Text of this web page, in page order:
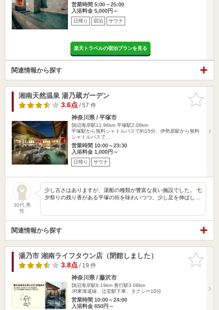
営業時間 5:00～25:00
入浴料金 5,000円～
日帰り 宿泊 サウナ
楽天トラベルの宿泊プランを見る
関連情報から探す
お気に入
りに追加
湘南天然温泉 湯乃蔵ガーデン
3.6点/ 57 件
神奈川県 / 平塚市
鵠沼海岸駅11.96km 平塚駅2.08km
平塚駅から無料シャトルバスで約15分、伊勢原駅から無料
シャトルバスで…
営業時間 10:00～23:30
入浴料金 1,000円～
日帰り サウナ
30代 男
性
少し古さはありますが、湯船の種類が豊富な良い施設でした。 七
夕祭りの残り香がある平塚の街を味わいつつ、少し足を伸ばし…
関連情報から探す
お気に入
りに追加
湯乃市 湘南ライフタウン店（閉館しました）
3.8点/ 19 件
神奈川県 / 藤沢市
鵠沼海岸駅6.19km 善行駅3.08km
JR東海道線、辻堂駅下車、タクシー10分
営業時間 10:00～24:00
入浴料金 650円～